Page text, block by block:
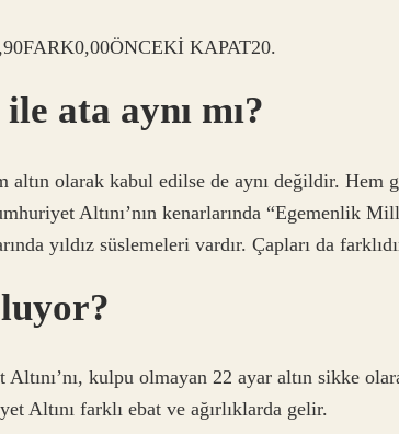
KAPAT20.
ata aynı mı?
altın olarak kabul edilse de aynı değildir. Hem
Altını’nın kenarlarında “Egemenlik
yıldız süslemeleri vardır. Çapları da
kulpu olmayan 22 ayar altın sikke
Altını farklı ebat ve ağırlıklarda gelir.